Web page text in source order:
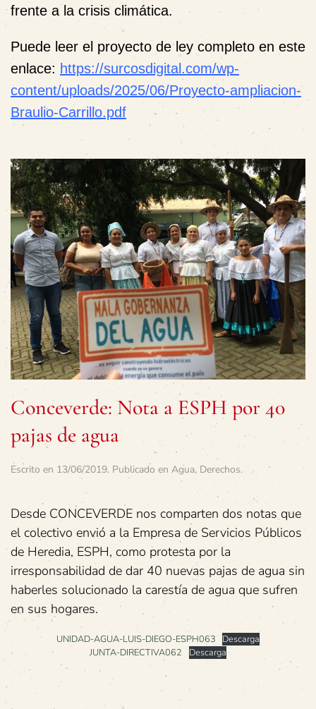
frente a la crisis climática.
Puede leer el proyecto de ley completo en este
enlace: https://surcosdigital.com/wp-
content/uploads/2025/06/Proyecto-ampliacion-
Braulio-Carrillo.pdf
Conceverde: Nota a ESPH por 40
pajas de agua
Escrito en 13/06/2019. Publicado en Agua, Derechos.
Desde CONCEVERDE nos comparten dos notas que
el colectivo envió a la Empresa de Servicios Públicos
de Heredia, ESPH, como protesta por la
irresponsabilidad de dar 40 nuevas pajas de agua sin
haberles solucionado la carestía de agua que sufren
en sus hogares.
UNIDAD-AGUA-LUIS-DIEGO-ESPH063
Descarga
JUNTA-DIRECTIVA062
Descarga